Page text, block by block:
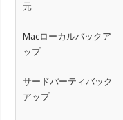
元
Macローカルバックア
ップ
サードパーティバック
アップ